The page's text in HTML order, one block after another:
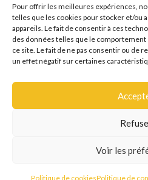
Pour offrir les meilleures expériences,
telles que les cookies pour stocker et/ou
appareils. Le fait de consentir à ces
des données telles que le comportement
ce site. Le fait de ne pas consentir ou de
un effet négatif sur certaines
Voir les
Politique de cookiesPolitique de
Connexion
Flux des publications
Flux des commentaires
Site de WordPress-FR
Site créé par l'agence de
Mentions Légales